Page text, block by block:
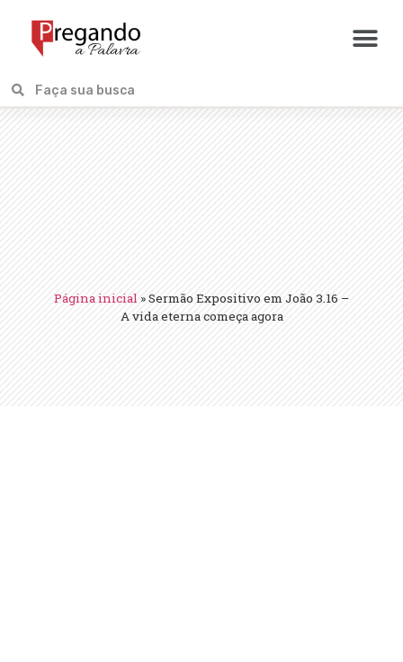
Página inicial »Sermão Expositivo em João 3.16 –
A vida eterna começa agora